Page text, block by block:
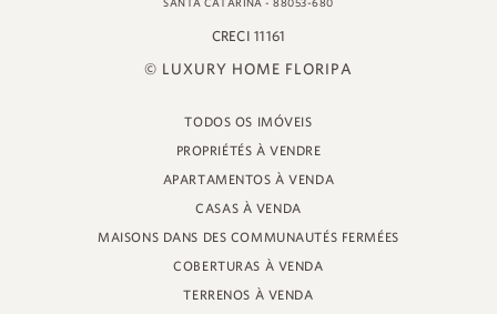
RUE DU PROFESSEUR HEINZ BRAUNSPERGER, 88 - MAGASIN 3
JURERÊ INTERNACIONAL, FLORIANÓPOLIS
SANTA CATARINA - 88053-680
CRECI 11161
© LUXURY HOME FLORIPA
TODOS OS IMÓVEIS
PROPRIÉTÉS À VENDRE
APARTAMENTOS À VENDA
CASAS À VENDA
MAISONS DANS DES COMMUNAUTÉS FERMÉES
COBERTURAS À VENDA
TERRENOS À VENDA